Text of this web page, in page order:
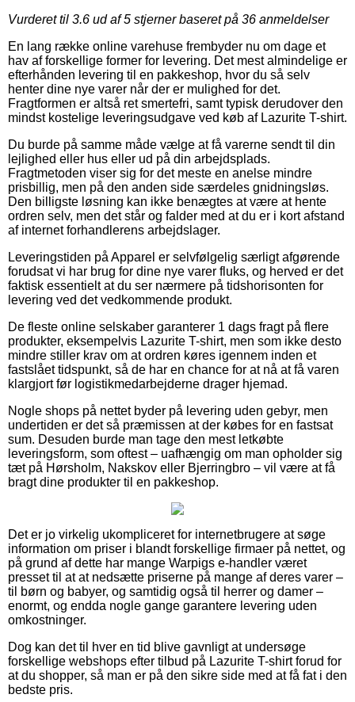
Vurderet til 3.6 ud af 5 stjerner baseret på 36 anmeldelser
En lang række online varehuse frembyder nu om dage et
hav af forskellige former for levering. Det mest almindelige er
efterhånden levering til en pakkeshop, hvor du så selv
henter dine nye varer når der er mulighed for det.
Fragtformen er altså ret smertefri, samt typisk derudover den
mindst kostelige leveringsudgave ved køb af Lazurite T-shirt.
Du burde på samme måde vælge at få varerne sendt til din
lejlighed eller hus eller ud på din arbejdsplads.
Fragtmetoden viser sig for det meste en anelse mindre
prisbillig, men på den anden side særdeles gnidningsløs.
Den billigste løsning kan ikke benægtes at være at hente
ordren selv, men det står og falder med at du er i kort afstand
af internet forhandlerens arbejdslager.
Leveringstiden på Apparel er selvfølgelig særligt afgørende
forudsat vi har brug for dine nye varer fluks, og herved er det
faktisk essentielt at du ser nærmere på tidshorisonten for
levering ved det vedkommende produkt.
De fleste online selskaber garanterer 1 dags fragt på flere
produkter, eksempelvis Lazurite T-shirt, men som ikke desto
mindre stiller krav om at ordren køres igennem inden et
fastslået tidspunkt, så de har en chance for at nå at få varen
klargjort før logistikmedarbejderne drager hjemad.
Nogle shops på nettet byder på levering uden gebyr, men
undertiden er det så præmissen at der købes for en fastsat
sum. Desuden burde man tage den mest letkøbte
leveringsform, som oftest – uafhængig om man opholder sig
tæt på Hørsholm, Nakskov eller Bjerringbro – vil være at få
bragt dine produkter til en pakkeshop.
Det er jo virkelig ukompliceret for internetbrugere at søge
information om priser i blandt forskellige firmaer på nettet, og
på grund af dette har mange Warpigs e-handler været
presset til at at nedsætte priserne på mange af deres varer –
til børn og babyer, og samtidig også til herrer og damer –
enormt, og endda nogle gange garantere levering uden
omkostninger.
Dog kan det til hver en tid blive gavnligt at undersøge
forskellige webshops efter tilbud på Lazurite T-shirt forud for
at du shopper, så man er på den sikre side med at få fat i den
bedste pris.